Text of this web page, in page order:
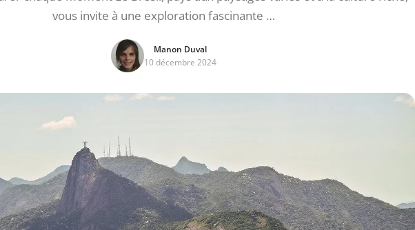
vous invite à une exploration fascinante …
Manon Duval
10 décembre 2024